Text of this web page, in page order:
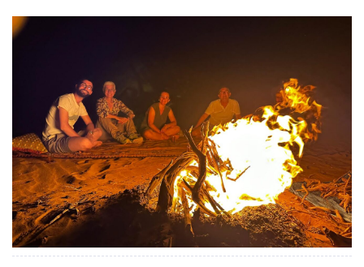
Ouarzazate Tarifs 💰 290€ par personne (minimum 2